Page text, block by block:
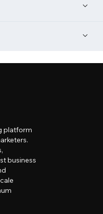
platform
business